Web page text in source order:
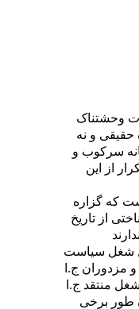
وحشتناک
حقیقی و نه
سرکوب و
از این
که گزاره
از تاریخ
شغل سیاست
ج.ا
منتقد ج.ا
طور برخی